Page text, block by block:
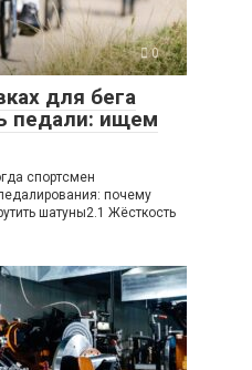
0
для бега
педали: ищем
спортсмен
почему
шатуны2.1 Жёсткость